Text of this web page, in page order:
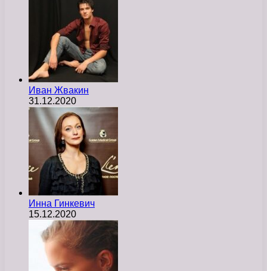
Иван Жвакин
31.12.2020
Инна Гинкевич
15.12.2020